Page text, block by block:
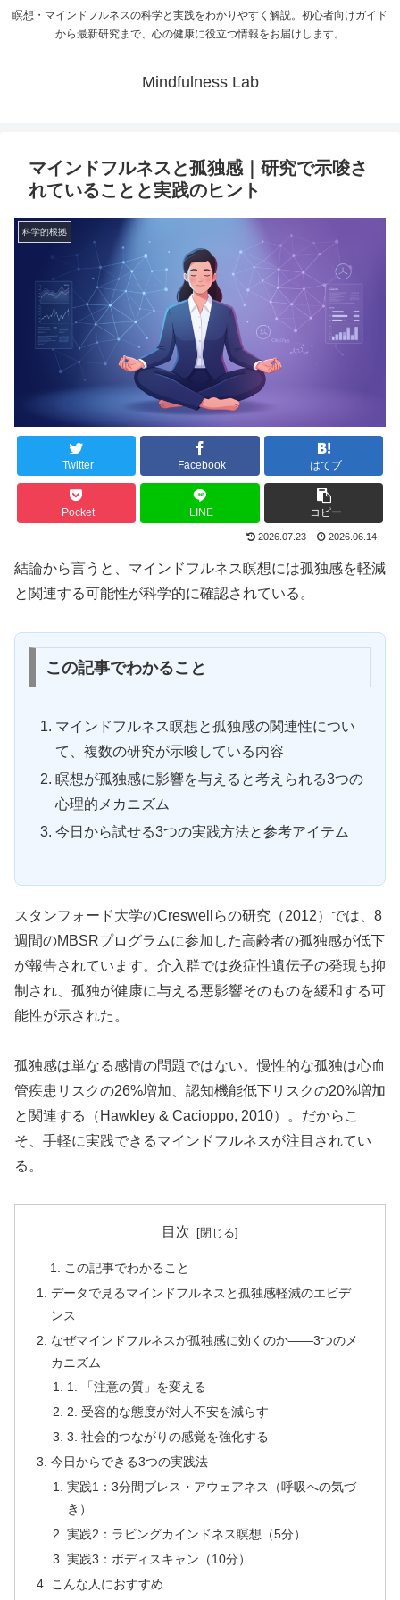
瞑想・マインドフルネスの科学と実践をわかりやすく解説。初心者向けガイド
から最新研究まで、心の健康に役立つ情報をお届けします。
Mindfulness Lab
マインドフルネスと孤独感｜研究で示唆さ
れていることと実践のヒント
科学的根拠
Twitter Facebook はてブ
Pocket LINE コピー
2026.07.23 2026.06.14
結論から言うと、マインドフルネス瞑想には孤独感を軽減
と関連する可能性が科学的に確認されている。
この記事でわかること
マインドフルネス瞑想と孤独感の関連性につい
て、複数の研究が示唆している内容
瞑想が孤独感に影響を与えると考えられる3つの
心理的メカニズム
今日から試せる3つの実践方法と参考アイテム
スタンフォード大学のCreswellらの研究（2012）では、8
週間のMBSRプログラムに参加した高齢者の孤独感が低下
が報告されています。介入群では炎症性遺伝子の発現も抑
制され、孤独が健康に与える悪影響そのものを緩和する可
能性が示された。
孤独感は単なる感情の問題ではない。慢性的な孤独は心血
管疾患リスクの26%増加、認知機能低下リスクの20%増加
と関連する（Hawkley & Cacioppo, 2010）。だからこ
そ、手軽に実践できるマインドフルネスが注目されてい
る。
目次
この記事でわかること
データで見るマインドフルネスと孤独感軽減のエビデ
ンス
なぜマインドフルネスが孤独感に効くのか——3つのメ
カニズム
1. 「注意の質」を変える
2. 受容的な態度が対人不安を減らす
3. 社会的つながりの感覚を強化する
今日からできる3つの実践法
実践1：3分間ブレス・アウェアネス（呼吸への気づ
き）
実践2：ラビングカインドネス瞑想（5分）
実践3：ボディスキャン（10分）
こんな人におすすめ